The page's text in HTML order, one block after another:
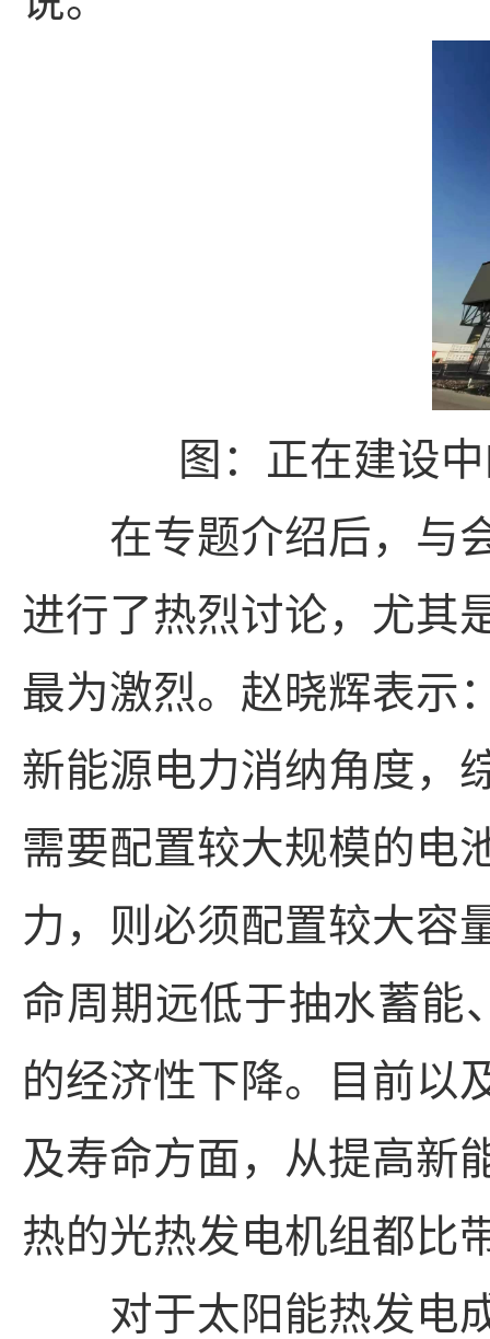
图：正在建设
在专题介绍后，与会
进行了热烈讨论，尤其
最为激烈。赵晓辉表示
新能源电力消纳角度，
需要配置较大规模的电
力，则必须配置较大容
命周期远低于抽水蓄能
的经济性下降。目前以
及寿命方面，从提高新
热的光热发电机组都比
对于太阳能热发电成